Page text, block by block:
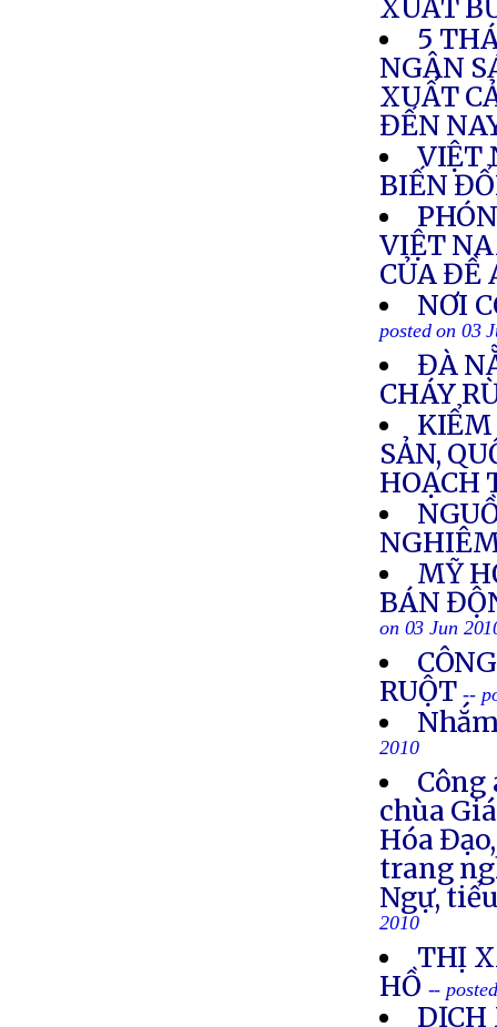
XUẤT
5
NGÂN
XUẤT
ĐẾN
VIỆT
BIẾN
VIỆT
CỦA ĐỀ
NƠI
posted on 03
ĐÀ
CHÁY
KIỂM
SẢN,
HOẠCH
MỸ
BÁN
on 03 Jun
RUỘT --
2010
Công
chùa
Hóa
trang
Ngự,
2010
THỊ
HỒ --